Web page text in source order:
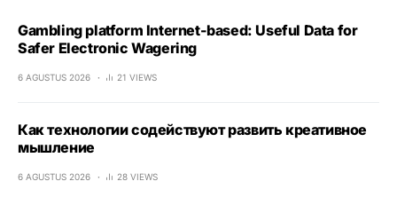
Gambling platform Internet-based: Useful Data for
Safer Electronic Wagering
6 AGUSTUS 2026 21 VIEWS
Как технологии содействуют развить креативное
мышление
6 AGUSTUS 2026 28 VIEWS